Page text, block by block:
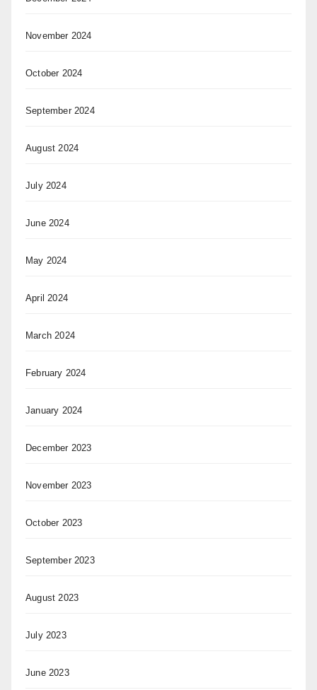
November 2024
October 2024
September 2024
August 2024
July 2024
June 2024
May 2024
April 2024
March 2024
February 2024
January 2024
December 2023
November 2023
October 2023
September 2023
August 2023
July 2023
June 2023